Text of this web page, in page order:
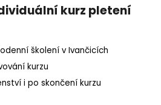
kurz pletení
školení v Ivančicích
kurzu
i po skončení kurzu